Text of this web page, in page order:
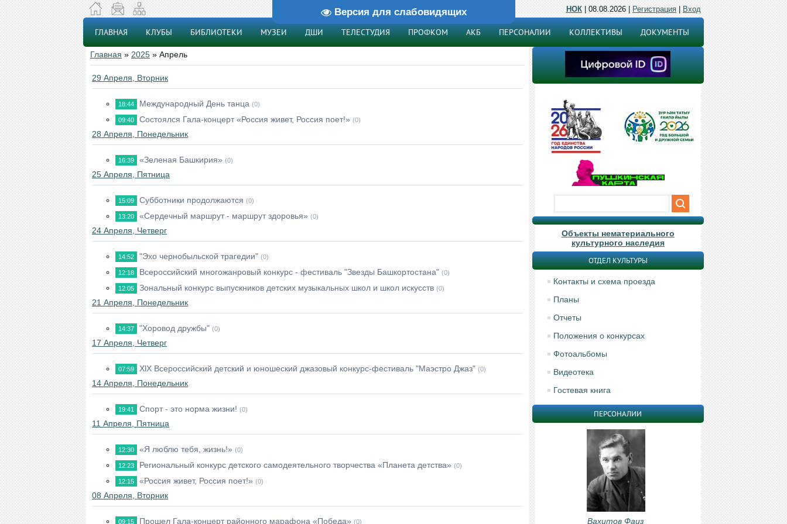
Версия для слабовидящих НОК | 08.08.2026 | Регистрация Вход
ГЛАВНАЯ КЛУБЫ БИБЛИОТЕКИ МУЗЕИ ДШИ ТЕЛЕСТУДИЯ ПРОФКОМ АКБ ПЕРСОНАЛИИ КОЛЛЕКТИВЫ ДОКУМЕНТЫ
Главная » 2025 » Апрель
29 Апреля, Вторник
18:44 Международный День танца (0)
09:40 Состоялся Гала-концерт «Россия живет, Россия поет!» (0)
28 Апреля, Понедельник
16:39 «Зеленая Башкирия» (0)
25 Апреля, Пятница
15:09 Субботники продолжаются (0)
13:20 «Сердечный маршрут - маршрут здоровья» (0)
24 Апреля, Четверг
14:52 "Эхо чернобыльской трагедии" (0)
12:18 Всероссийский многожанровый конкурс - фестиваль "Звезды Башкортостана" (0)
12:05 Зональный конкурс выпускников детских музыкальных школ и школ искусств (0)
21 Апреля, Понедельник
14:37 "Хоровод дружбы" (0)
17 Апреля, Четверг
07:59 XlX Всероссийский детский и юношеский джазовый конкурс-фестиваль "Маэстро Джаз" (0)
14 Апреля, Понедельник
19:41 Спорт - это норма жизни! (0)
11 Апреля, Пятница
12:30 «Я люблю тебя, жизнь!» (0)
12:23 Региональный конкурс детского самодеятельного творчества «Планета детства» (0)
12:15 «Россия живет, Россия поет!» (0)
08 Апреля, Вторник
09:15 Прошел Гала-концерт районного марафона «Победа» (0)
Объекты нематериального
культурного наследия
ОТДЕЛ КУЛЬТУРЫ
Контакты и схема проезда
Планы
Отчеты
Положения о конкурсах
Фотоальбомы
Видеотека
Гостевая книга
ПЕРСОНАЛИИ
Вахитов Фаиз